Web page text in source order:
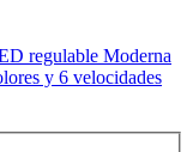
regulable Moderna
y 6 velocidades